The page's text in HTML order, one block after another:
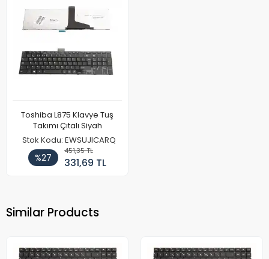
Toshiba L875 Klavye Tuş
Takımı Çıtalı Siyah
Stok Kodu: EWSUJICARQ
%27
451,35 TL
331,69 TL
Similar Products